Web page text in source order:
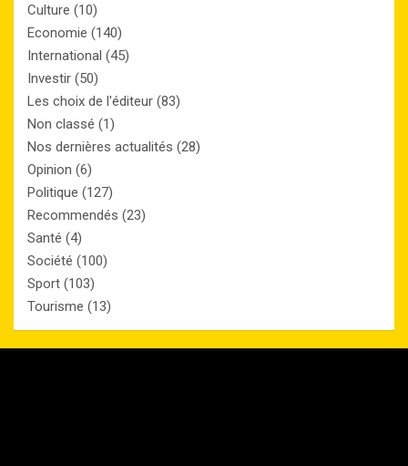
Culture (10)
Economie (140)
International (45)
Investir (50)
Les choix de l'éditeur (83)
Non classé (1)
Nos dernières actualités (28)
Opinion (6)
Politique (127)
Recommendés (23)
Santé (4)
Société (100)
Sport (103)
Tourisme (13)